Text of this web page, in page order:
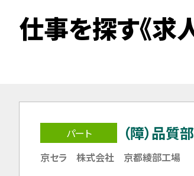
仕事を探す《求
パート （障）品質
京セラ 株式会社 京都綾部工場